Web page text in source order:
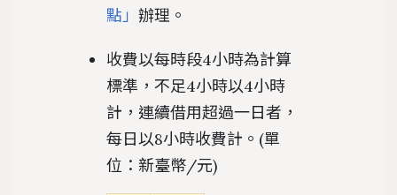
點」 辦理。
收費以每時段4小時為計算
標準，不足4小時以4小時
計，連續借用超過一日者，
每日以8小時收費計。(單
位：新臺幣/元)